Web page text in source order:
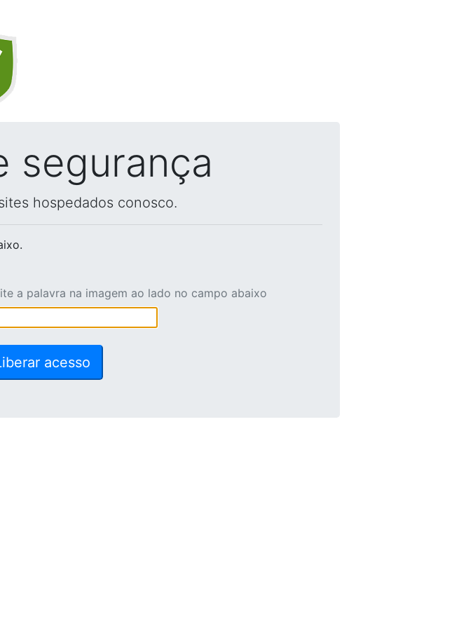
segurança
hospedados conosco.
a palavra na imagem ao lado no campo abaixo